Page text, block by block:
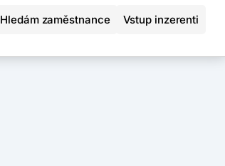
Vstup inzerenti
Hledám zaměstnance